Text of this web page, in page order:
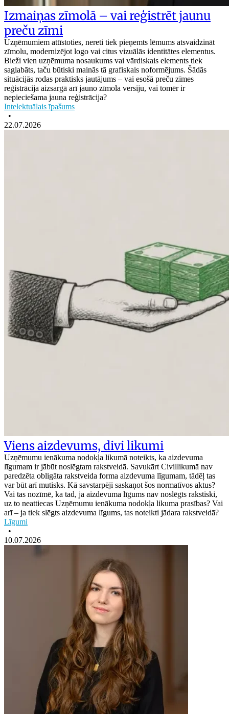
Izmaiņas zīmolā – vai reģistrēt jaunu
preču zīmi
Uzņēmumiem attīstoties, nereti tiek pieņemts lēmums atsvaidzināt
zīmolu, modernizējot logo vai citus vizuālās identitātes elementus.
Bieži vien uzņēmuma nosaukums vai vārdiskais elements tiek
saglabāts, taču būtiski mainās tā grafiskais noformējums. Šādās
situācijās rodas praktisks jautājums – vai esošā preču zīmes
reģistrācija aizsargā arī jauno zīmola versiju, vai tomēr ir
nepieciešama jauna reģistrācija?
Intelektuālais īpašums
•
22.07.2026
Viens aizdevums, divi likumi
Uzņēmumu ienākuma nodokļa likumā noteikts, ka aizdevuma
līgumam ir jābūt noslēgtam rakstveidā. Savukārt Civillikumā nav
paredzēta obligāta rakstveida forma aizdevuma līgumam, tādēļ tas
var būt arī mutisks. Kā savstarpēji saskaņot šos normatīvos aktus?
Vai tas nozīmē, ka tad, ja aizdevuma līgums nav noslēgts rakstiski,
uz to neattiecas Uzņēmumu ienākuma nodokļa likuma prasības? Vai
arī – ja tiek slēgts aizdevuma līgums, tas noteikti jādara rakstveidā?
Līgumi
•
10.07.2026